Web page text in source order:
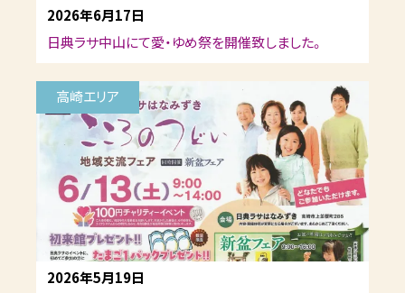
2026年6月17日
日典ラサ中山にて愛・ゆめ祭を開催致しました。
2026年5月19日
高崎エリア